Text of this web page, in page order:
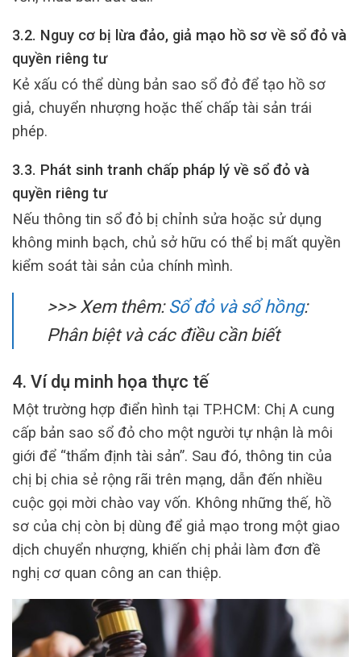
3.2. Nguy cơ bị lừa đảo, giả mạo hồ sơ về sổ đỏ và
quyền riêng tư
Kẻ xấu có thể dùng bản sao sổ đỏ để tạo hồ sơ
giả, chuyển nhượng hoặc thế chấp tài sản trái
phép.
3.3. Phát sinh tranh chấp pháp lý về sổ đỏ và
quyền riêng tư
Nếu thông tin sổ đỏ bị chỉnh sửa hoặc sử dụng
không minh bạch, chủ sở hữu có thể bị mất quyền
kiểm soát tài sản của chính mình.
>>> Xem thêm: Sổ đỏ và sổ hồng:
Phân biệt và các điều cần biết
4. Ví dụ minh họa thực tế
Một trường hợp điển hình tại TP.HCM: Chị A cung
cấp bản sao sổ đỏ cho một người tự nhận là môi
giới để “thẩm định tài sản”. Sau đó, thông tin của
chị bị chia sẻ rộng rãi trên mạng, dẫn đến nhiều
cuộc gọi mời chào vay vốn. Không những thế, hồ
sơ của chị còn bị dùng để giả mạo trong một giao
dịch chuyển nhượng, khiến chị phải làm đơn đề
nghị cơ quan công an can thiệp.